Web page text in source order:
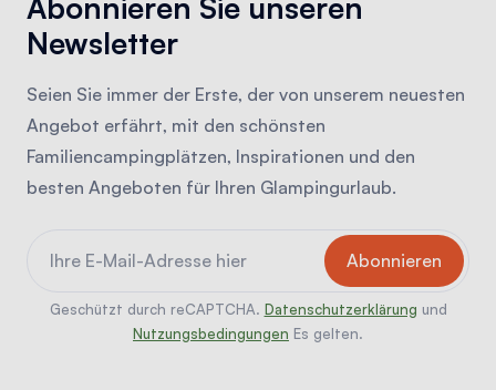
Newsletter
Seien Sie immer der Erste, der von unserem neuesten
Angebot erfährt, mit den schönsten
Familiencampingplätzen, Inspirationen und den
besten Angeboten für Ihren Glampingurlaub.
Geschützt durch reCAPTCHA. Datenschutzerklärung und
Nutzungsbedingungen Es gelten.